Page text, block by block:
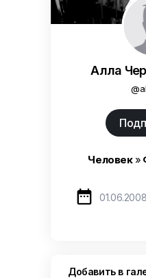
Алла
Человек»

Добавить в